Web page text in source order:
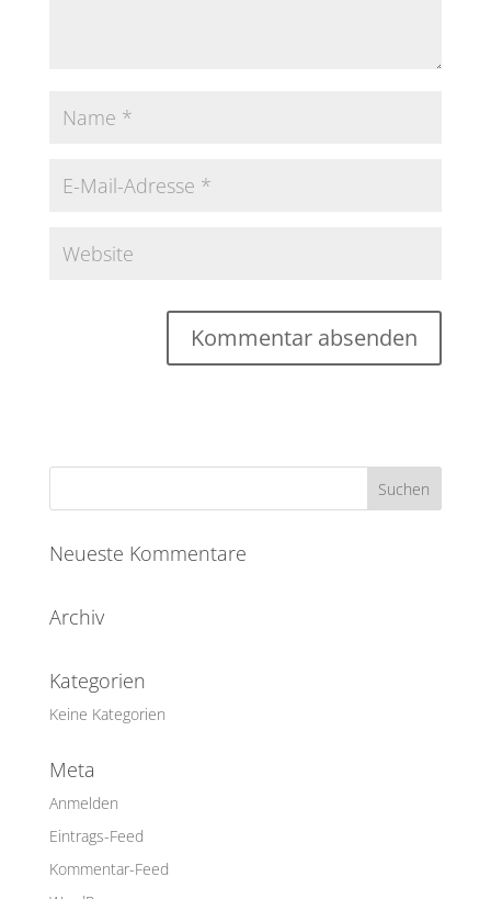
Neueste Kommentare
Archiv
Kategorien
Keine Kategorien
Meta
Anmelden
Eintrags-Feed
Kommentar-Feed